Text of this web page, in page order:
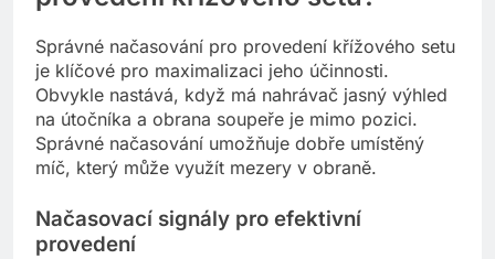
Správné načasování pro provedení křížového setu
je klíčové pro maximalizaci jeho účinnosti.
Obvykle nastává, když má nahrávač jasný výhled
na útočníka a obrana soupeře je mimo pozici.
Správné načasování umožňuje dobře umístěný
míč, který může využít mezery v obraně.
Načasovací signály pro efektivní
provedení